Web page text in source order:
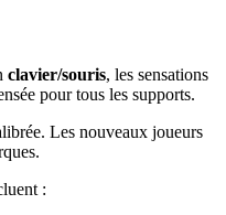
clavier/souris, les sensations
pour tous les supports.
Les nouveaux joueurs
: